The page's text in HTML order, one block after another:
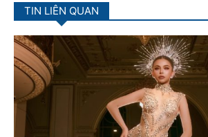
TIN LIÊN QUAN